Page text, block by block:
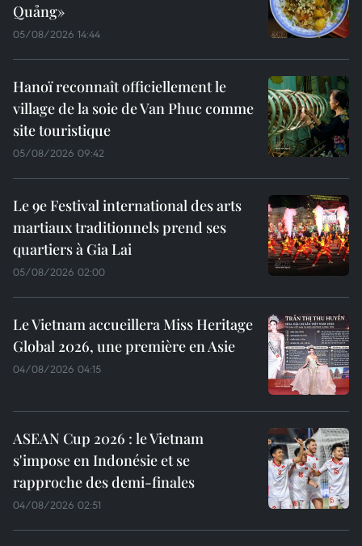
Quảng»
05/08/2026 14:44
Hanoï reconnaît officiellement le
village de la soie de Van Phuc comme
site touristique
05/08/2026 09:42
Le 9e Festival international des arts
martiaux traditionnels prend ses
quartiers à Gia Lai
05/08/2026 02:00
Le Vietnam accueillera Miss Heritage
Global 2026, une première en Asie
04/08/2026 04:15
ASEAN Cup 2026 : le Vietnam
s'impose en Indonésie et se
rapproche des demi-finales
04/08/2026 02:51